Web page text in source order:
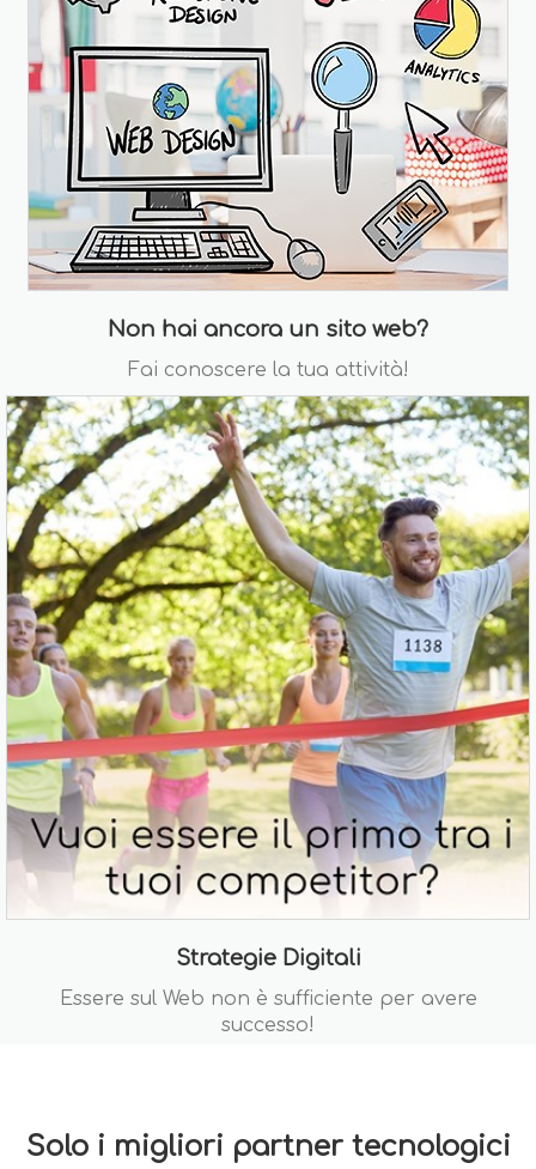
Non hai ancora un sito web?
Fai conoscere la tua attività!
Strategie Digitali
Essere sul Web non è sufficiente per avere
successo!
Solo i migliori partner tecnologici